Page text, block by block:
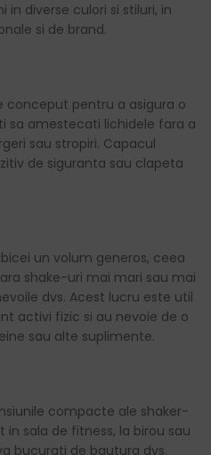
diverse culori si stiluri, in
si de brand.
conceput pentru a asigura o
sa amestecati lichidele fara a
sau stropiri. Capacul
de siguranta sau clapeta
un volum generos, ceea
shake-uri mai mari sau mai
dvs. Acest lucru este util
activi fizic si au nevoie de o
sau alte suplimente.
compacte ale shaker-
sala de fitness, la birou sau
bucurati de bautura dvs.